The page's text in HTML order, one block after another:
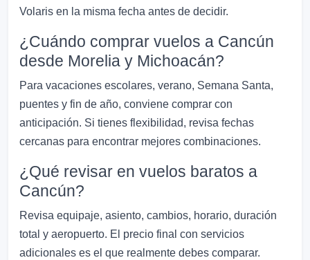
Volaris en la misma fecha antes de decidir.
¿Cuándo comprar vuelos a Cancún
desde Morelia y Michoacán?
Para vacaciones escolares, verano, Semana Santa,
puentes y fin de año, conviene comprar con
anticipación. Si tienes flexibilidad, revisa fechas
cercanas para encontrar mejores combinaciones.
¿Qué revisar en vuelos baratos a
Cancún?
Revisa equipaje, asiento, cambios, horario, duración
total y aeropuerto. El precio final con servicios
adicionales es el que realmente debes comparar.